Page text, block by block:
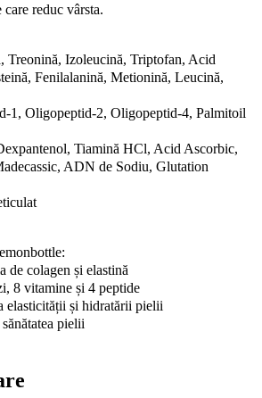
reduc vârsta.
Treonină, Izoleucină, Triptofan, Acid
Fenilalanină, Metionină, Leucină,
1, Oligopeptid-2, Oligopeptid-4, Palmitoil
Tiamină HCl, Acid Ascorbic,
ADN de Sodiu, Glutation
de colagen și elastină
8 vitamine și 4 peptide
elasticității și hidratării pielii
pielii